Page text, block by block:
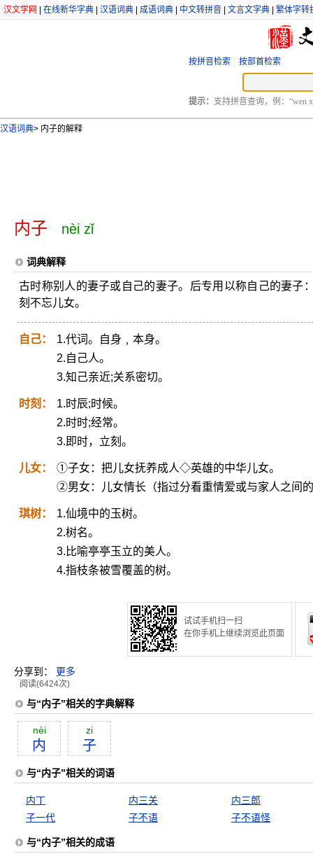
汉文学网 在线新华字典 汉语词典 成语词典 中文转拼音 文言文字典 繁体字转
按拼音检索 按部首检索
提示： 支持拼音查询，例：“wen
汉语词典> 内子的解释
内子 nèi zǐ
词典解释
古时称别人的妻子或自己的妻子。后专用以称自己的妻子
刻不忘儿女。
自己：
1.代词。自身﹐本身。
2.自己人。
3.知己亲近;关系密切。
时刻：
1.时辰;时候。
2.时时;经常。
3.即时，立刻。
儿女：
①子女：把儿女抚养成人◇英雄的中华儿女。
②男女：儿女情长（指过分看重情爱或与家人之间
琪树：
1.仙境中的玉树。
2.树名。
3.比喻亭亭玉立的美人。
4.指枝条被雪覆盖的树。
试试手机扫一扫
在你手机上继续浏览此页面
分享到： 更多
阅读(6424次)
与“内子”相关的字典解释
nèi
内
zi
子
与“内子”相关的词语
内丁 内三关
内三郎
子一代
子不语 子不语怪
与“内子”相关的成语